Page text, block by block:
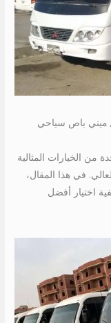
ميتسوبيشي 28 راكب: 01004230753 / ميني باص سياحي
ميتسوبيشي 28 راكب واحدة من الخيارات المثالية
في هذا المقال،
اختيار أفضل